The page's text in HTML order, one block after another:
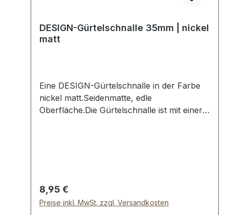
DESIGN-Gürtelschnalle 35mm | nickel
matt
Eine DESIGN-Gürtelschnalle in der Farbe
nickel matt.Seidenmatte, edle
Oberfläche.Die Gürtelschnalle ist mit einer
Regulärer Preis:
8,95 €
Preise inkl. MwSt. zzgl. Versandkosten